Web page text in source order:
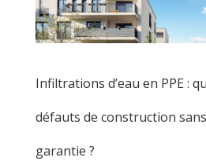
Infiltrations d’eau en PPE :
défauts de construction
garantie ?